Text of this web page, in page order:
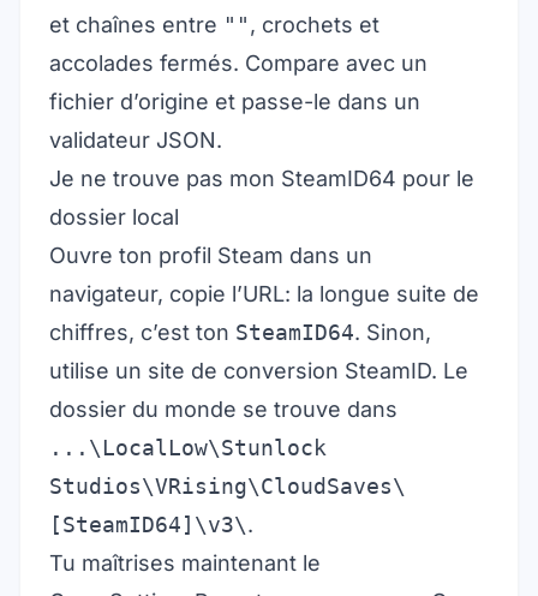
et chaînes entre "", crochets et
accolades fermés. Compare avec un
fichier d’origine et passe-le dans un
validateur JSON.
Je ne trouve pas mon SteamID64 pour le
dossier local
Ouvre ton profil Steam dans un
navigateur, copie l’URL: la longue suite de
chiffres, c’est ton SteamID64. Sinon,
utilise un site de conversion SteamID. Le
dossier du monde se trouve dans
...\LocalLow\Stunlock
Studios\VRising\CloudSaves\
[SteamID64]\v3\.
Tu maîtrises maintenant le